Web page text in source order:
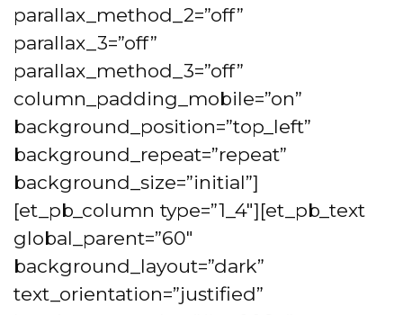
parallax_method_2=”off”
parallax_3=”off”
parallax_method_3=”off”
column_padding_mobile=”on”
background_position=”top_left”
background_repeat=”repeat”
background_size=”initial”]
[et_pb_column type=”1_4″][et_pb_text
global_parent=”60″
background_layout=”dark”
text_orientation=”justified”